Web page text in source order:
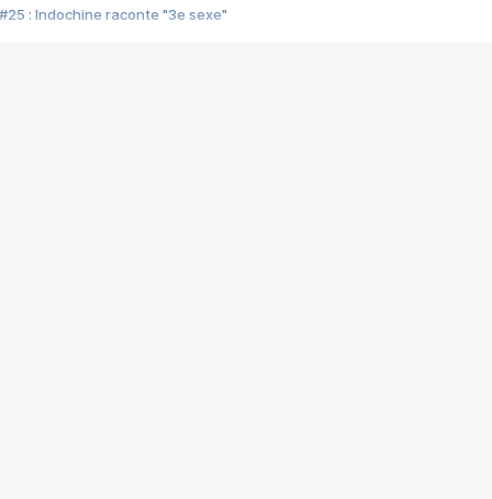
#25 : Indochine raconte "3e sexe"